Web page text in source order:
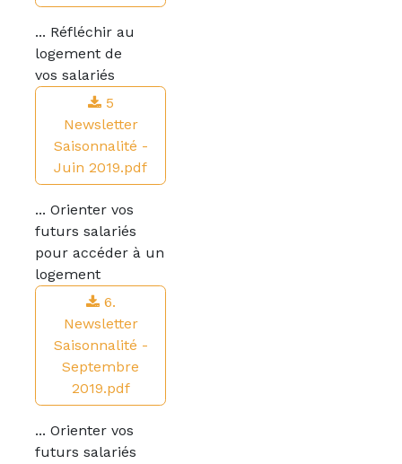
... Réfléchir au
logement de
vos salariés
5
Newsletter
Saisonnalité -
Juin 2019.pdf
... Orienter vos
futurs salariés
pour accéder à un
logement
6.
Newsletter
Saisonnalité -
Septembre
2019.pdf
... Orienter vos
futurs salariés